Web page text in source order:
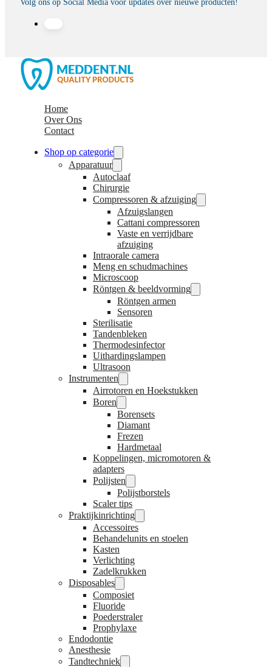
Volg ons op Social Media voor updates over nieuwe producten!
Home
Over Ons
Contact
Shop op categorie
Apparatuur
Autoclaaf
Chirurgie
Compressoren & afzuiging
Afzuigslangen
Cattani compressoren
Vaste en verrijdbare
afzuiging
Intraorale camera
Meng en schudmachines
Microscoop
Röntgen & beeldvorming
Röntgen armen
Sensoren
Sterilisatie
Tandenbleken
Thermodesinfector
Uithardingslampen
Ultrasoon
Instrumenten
Airrotoren en Hoekstukken
Boren
Borensets
Diamant
Frezen
Hardmetaal
Koppelingen, micromotoren &
adapters
Polijsten
Polijstborstels
Scaler tips
Praktijkinrichting
Accessoires
Behandelunits en stoelen
Kasten
Verlichting
Zadelkrukken
Disposables
Composiet
Fluoride
Poederstraler
Prophylaxe
Endodontie
Anesthesie
Tandtechniek